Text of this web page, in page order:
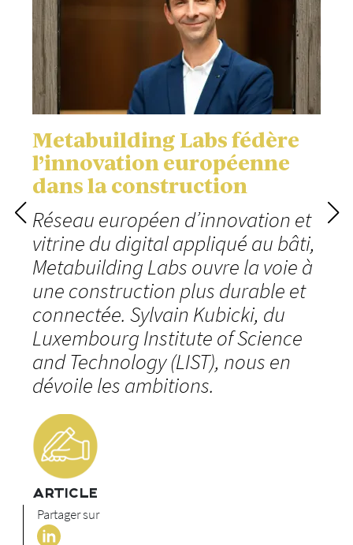
Metabuilding Labs fédère
l’innovation européenne
dans la construction
Réseau européen d’innovation et
vitrine du digital appliqué au bâti,
Metabuilding Labs ouvre la voie à
une construction plus durable et
connectée. Sylvain Kubicki, du
Luxembourg Institute of Science
and Technology (LIST), nous en
dévoile les ambitions.
ARTICLE
Partager sur